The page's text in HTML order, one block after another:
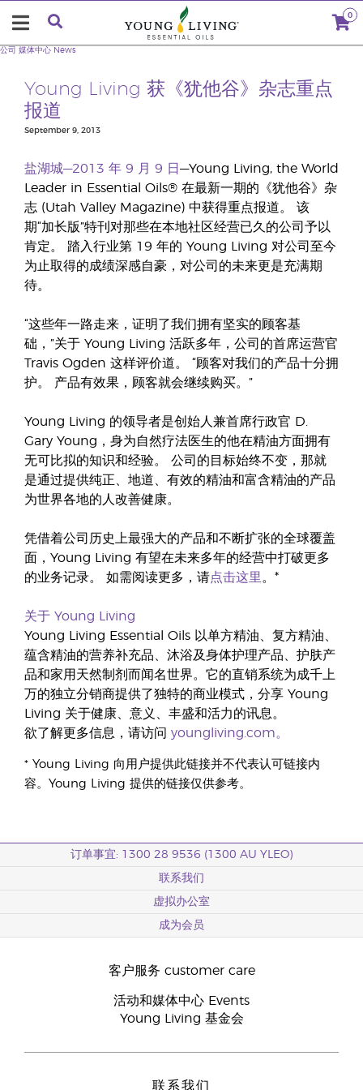
0
公司 媒体中心 News
Young Living 获《犹他谷》杂志重点
报道
September 9, 2013
盐湖城—2013 年 9 月 9 日 —Young Living, the World
Leader in Essential Oils® 在最新一期的《犹他谷》杂
志 (Utah Valley Magazine) 中获得重点报道。 该
期“加长版”特刊对那些在本地社区经营已久的公司予以
肯定。 踏入行业第 19 年的 Young Living 对公司至今
为止取得的成绩深感自豪，对公司的未来更是充满期
待。
“这些年一路走来，证明了我们拥有坚实的顾客基
础，”关于 Young Living 活跃多年，公司的首席运营官
Travis Ogden 这样评价道。 “顾客对我们的产品十分拥
护。 产品有效果，顾客就会继续购买。”
Young Living 的领导者是创始人兼首席行政官 D.
Gary Young，身为自然疗法医生的他在精油方面拥有
无可比拟的知识和经验。 公司的目标始终不变，那就
是通过提供纯正、地道、有效的精油和富含精油的产品
为世界各地的人改善健康。
凭借着公司历史上最强大的产品和不断扩张的全球覆盖
面，Young Living 有望在未来多年的经营中打破更多
的业务记录。 如需阅读更多，请点击这里 。*
关于 Young Living
Young Living Essential Oils 以单方精油、复方精油、
蕴含精油的营养补充品、沐浴及身体护理产品、护肤产
品和家用天然制剂而闻名世界。它的直销系统为成千上
万的独立分销商提供了独特的商业模式，分享 Young
Living 关于健康、意义、丰盛和活力的讯息。
欲了解更多信息，请访问 youngliving.com。
* Young Living 向用户提供此链接并不代表认可链接内
容。Young Living 提供的链接仅供参考。
订单事宜: 1300 28 9536 (1300 AU YLEO)
联系我们
虚拟办公室
成为会员
客户服务 customer care
活动和媒体中心 Events
Young Living 基金会
联系我们